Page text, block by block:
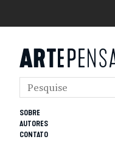
SOBRE
AUTORES
CONTATO